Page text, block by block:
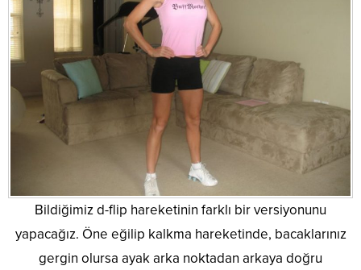
Bildiğimiz d-flip hareketinin farklı bir versiyonunu
yapacağız. Öne eğilip kalkma hareketinde, bacaklarınız
gergin olursa ayak arka noktadan arkaya doğru